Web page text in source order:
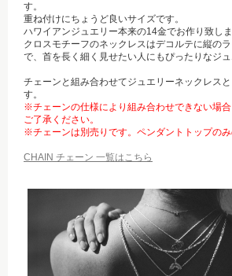
す。
重ね付けにちょうど良いサイズです。
ハワイアンジュエリー本来の14金でお作り致しま
クロスモチーフのネックレスはデコルテに縦の
で、首を長く細く見せたい人にもぴったりなジュ
チェーンと組み合わせてジュエリーネックレス
す。
※チェーンの仕様により組み合わせできない場
ご了承ください。
※チェーンは別売りです。ペンダントトップのみ
CHAIN チェーン 一覧はこちら